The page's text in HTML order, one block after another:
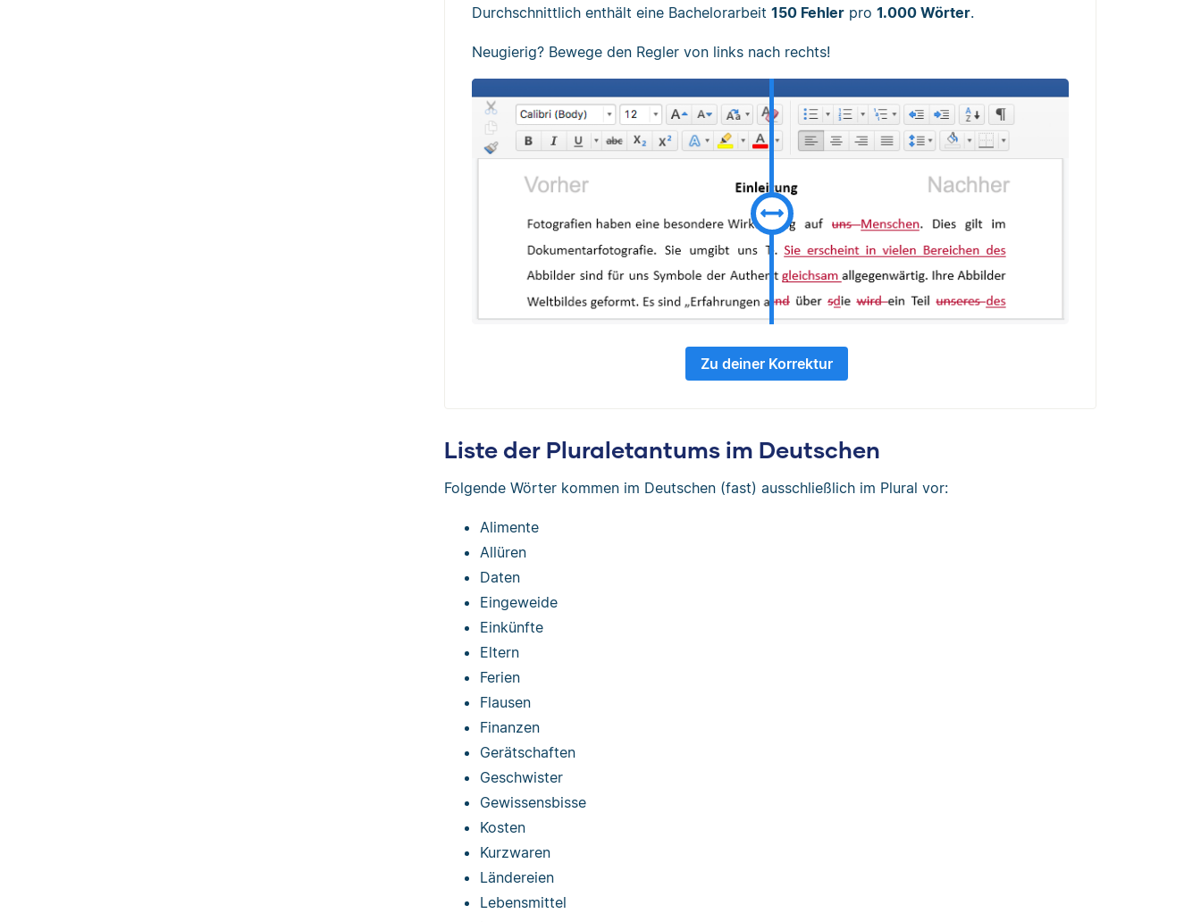
Durchschnittlich enthält eine Bachelorarbeit 150 Fehler pro 1.000 Wörter.
Neugierig? Bewege den Regler von links nach rechts!
Zu deiner Korrektur
Liste der Pluraletantums im Deutschen
Folgende Wörter kommen im Deutschen (fast) ausschließlich im Plural vor:
Alimente
Allüren
Daten
Eingeweide
Einkünfte
Eltern
Ferien
Flausen
Finanzen
Gerätschaften
Geschwister
Gewissensbisse
Kosten
Kurzwaren
Ländereien
Lebensmittel